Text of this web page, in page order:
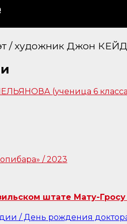
/ художник Джон
штате Мату-
/ День рождения